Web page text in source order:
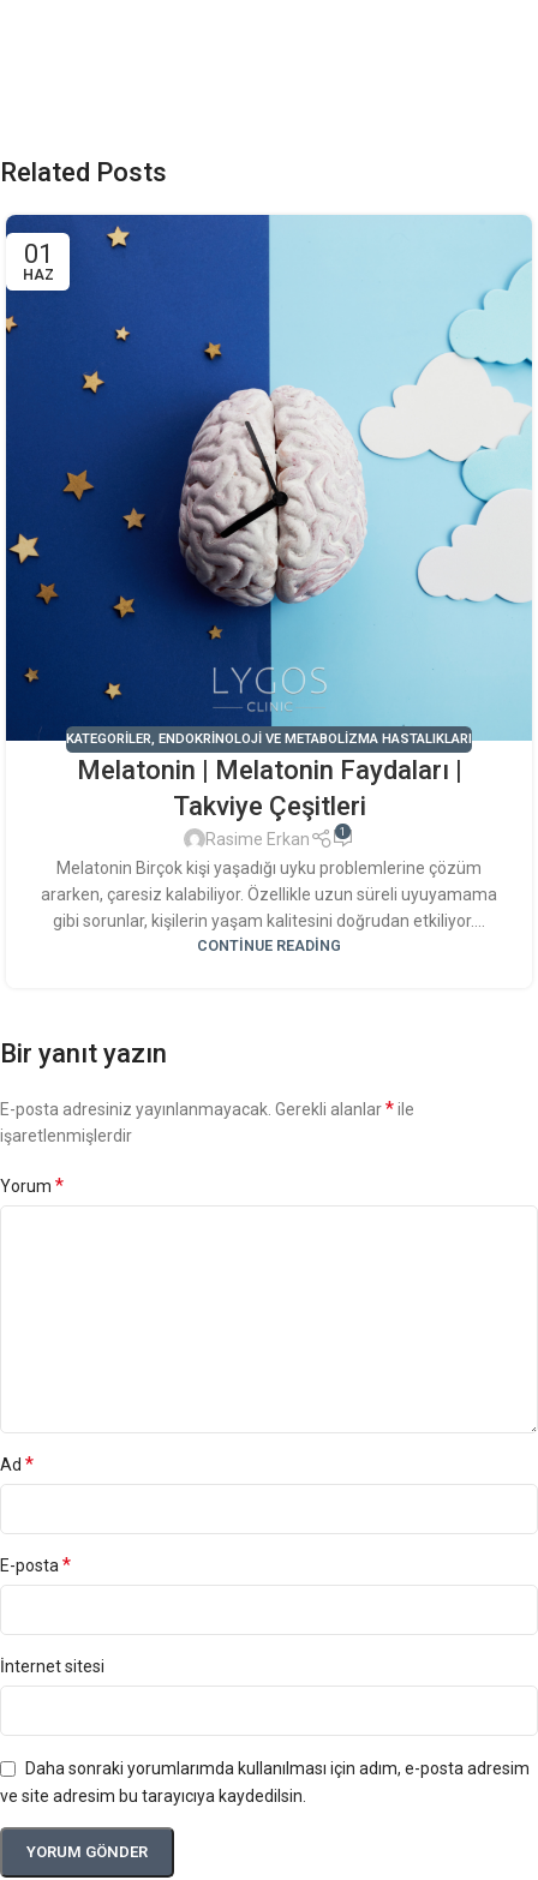
Related Posts
01
HAZ
KATEGORILER, ENDOKRINOLOJI VE METABOLIZMA HASTALIKLARI
Melatonin | Melatonin Faydaları |
Takviye Çeşitleri
Rasime Erkan 1
Melatonin Birçok kişi yaşadığı uyku problemlerine çözüm
ararken, çaresiz kalabiliyor. Özellikle uzun süreli uyuyamama
gibi sorunlar, kişilerin yaşam kalitesini doğrudan etkiliyor....
CONTINUE READING
Bir yanıt yazın
E-posta adresiniz yayınlanmayacak. Gerekli alanlar*ile
işaretlenmişlerdir
Yorum *
Ad *
E-posta *
İnternet sitesi
Daha sonraki yorumlarımda kullanılması için adım, e-posta adresim
ve site adresim bu tarayıcıya kaydedilsin.